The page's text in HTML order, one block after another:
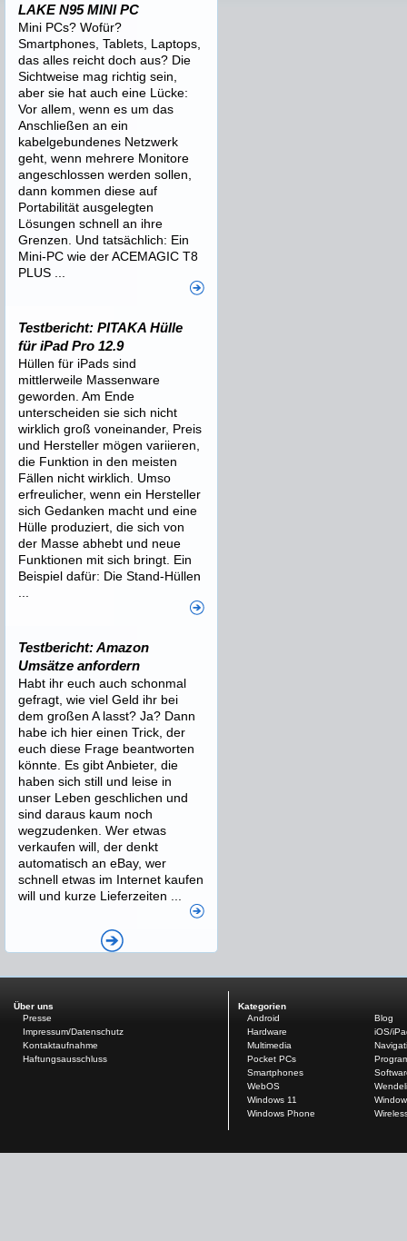
LAKE N95 MINI PC
Mini PCs? Wofür?
Smartphones, Tablets, Laptops,
das alles reicht doch aus? Die
Sichtweise mag richtig sein,
aber sie hat auch eine Lücke:
Vor allem, wenn es um das
Anschließen an ein
kabelgebundenes Netzwerk
geht, wenn mehrere Monitore
angeschlossen werden sollen,
dann kommen diese auf
Portabilität ausgelegten
Lösungen schnell an ihre
Grenzen. Und tatsächlich: Ein
Mini-PC wie der ACEMAGIC T8
PLUS ...
Testbericht: PITAKA Hülle
für iPad Pro 12.9
Hüllen für iPads sind
mittlerweile Massenware
geworden. Am Ende
unterscheiden sie sich nicht
wirklich groß voneinander, Preis
und Hersteller mögen variieren,
die Funktion in den meisten
Fällen nicht wirklich. Umso
erfreulicher, wenn ein Hersteller
sich Gedanken macht und eine
Hülle produziert, die sich von
der Masse abhebt und neue
Funktionen mit sich bringt. Ein
Beispiel dafür: Die Stand-Hüllen
Testbericht: Amazon
Umsätze anfordern
Habt ihr euch auch schonmal
gefragt, wie viel Geld ihr bei
dem großen A lasst? Ja? Dann
habe ich hier einen Trick, der
euch diese Frage beantworten
könnte. Es gibt Anbieter, die
haben sich still und leise in
unser Leben geschlichen und
sind daraus kaum noch
wegzudenken. Wer etwas
verkaufen will, der denkt
automatisch an eBay, wer
schnell etwas im Internet kaufen
will und kurze Lieferzeiten ...
Über uns
Presse
Impressum/Datenschutz
Kontaktaufnahme
Haftungsausschluss
Kategorien
Android
Blog
Hardware
iOS/
Multimedia
Pocket PCs
Smartphones
WebOS
Windows 11
Windows Phone